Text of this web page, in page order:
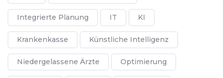
Integrierte Planung IT KI
Krankenkasse Künstliche Intelligenz
Niedergelassene Ärzte Optimierung